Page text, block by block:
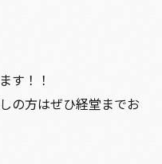
す！！
の方はぜひ経堂までお